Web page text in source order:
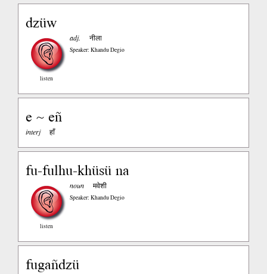
dzüw
listen
adj. नीला
Speaker: Khandu Degio
e ~ eñ
interj हाँ
fu-fulhu-khüsü na
listen
noun मवेशी
Speaker: Khandu Degio
fugañdzü